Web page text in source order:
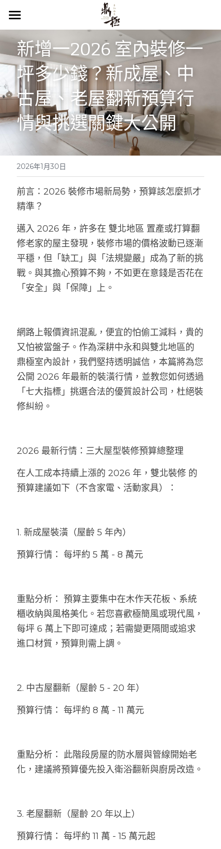
首頁
關於鼎極
服務項目
作品欣賞
裝修知識庫
聯絡我們
新增一2026 室內裝修一
坪多少錢？新成屋、中
古屋、老屋翻新預算行
情與挑選關鍵大公開
2026年1月30日
前言：2026 裝修市場新局勢，預算該怎麼抓才
精準？
邁入 2026 年，許多在 雙北地區 置產或打算翻
修老家的屋主發現，裝修市場的價格波動已逐漸
平穩，但「缺工」與「法規變嚴」成為了新的挑
戰。與其擔心預算不夠，不如更在意錢是否花在
「安全」與「保障」上。
網路上報價資訊混亂，便宜的怕偷工減料，貴的
又怕被當盤子。作為深耕中永和與雙北地區的
鼎極室內設計，我們堅持透明誠信，本篇將為您
公開 2026 年最新的裝潢行情，並教您如何透過
「七大指標」挑選合法的優質設計公司，杜絕裝
修糾紛。
2026 最新行情：三大屋型裝修預算總整理
在人工成本持續上漲的 2026 年，雙北裝修 的
預算建議如下（不含家電、活動家具）：
1. 新成屋裝潢（屋齡 5 年內）
預算行情： 每坪約 5 萬 - 8 萬元
重點分析： 預算主要集中在木作天花板、系統
櫃收納與風格美化。若您喜歡極簡風或現代風，
每坪 6 萬上下即可達成；若需變更隔間或追求
進口材質，預算則需上調。
2. 中古屋翻新（屋齡 5 - 20 年）
預算行情： 每坪約 8 萬 - 11 萬元
重點分析： 此階段房屋的防水層與管線開始老
化，建議將預算優先投入衛浴翻新與廚房改造。
3. 老屋翻新（屋齡 20 年以上）
預算行情： 每坪約 11 萬 - 15 萬元起